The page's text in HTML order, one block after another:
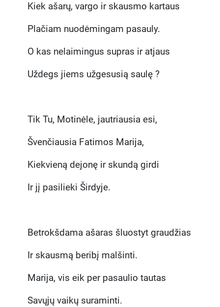
Kiek ašarų, vargo ir skausmo kartaus
Plačiam nuodėmingam pasauly.
O kas nelaimingus supras ir atjaus
Uždegs jiems užgesusią saulę ?
Tik Tu, Motinėle, jautriausia esi,
Švenčiausia Fatimos Marija,
Kiekvieną dejonę ir skundą girdi
Ir jį pasilieki Širdyje.
Betrokšdama ašaras šluostyt graudžias
Ir skausmą beribį malšinti.
Marija, vis eik per pasaulio tautas
Savųjų vaikų suraminti.